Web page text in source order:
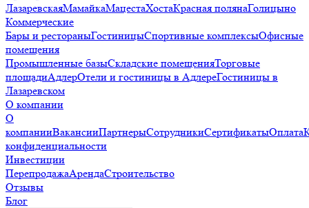
ЛазаревскаяМамайкаМацестаХостаКрасная полянаГолицыно
Коммерческие
Бары и рестораныГостиницыСпортивные комплексыОфисные
помещения
Промышленные базыСкладские помещенияТорговые
площадиАдлерОтели и гостиницы в АдлереГостиницы в
Лазаревском
О компании
О
компанииВакансииПартнерыСотрудникиСертификатыОплата
конфиденциальности
Инвестиции
ПерепродажаАрендаСтроительство
Отзывы
Блог